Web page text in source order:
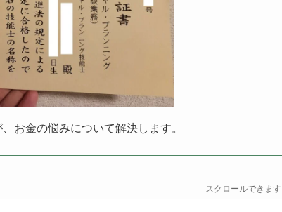
お金の悩みについて解決します。
スクロールできます